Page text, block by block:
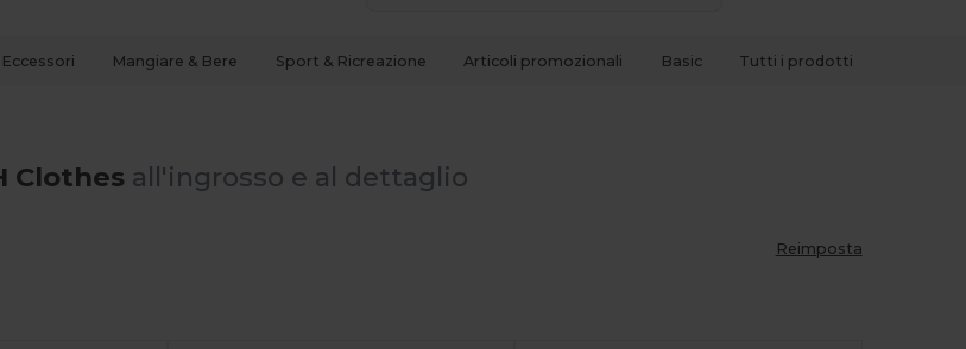
Mangiare & Bere Sport & Ricreazione Articoli promozionali Basic Tutti i prodotti
Clothes all'ingrosso e al dettaglio
Reimposta